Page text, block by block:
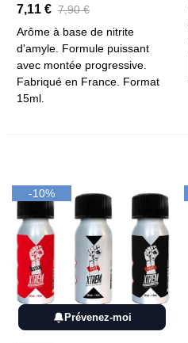
7,11 € 7,90 €
Arôme à base de nitrite
d'amyle. Formule puissant
avec montée progressive.
Fabriqué en France. Format
15ml.
Prévenez-moi
-10%